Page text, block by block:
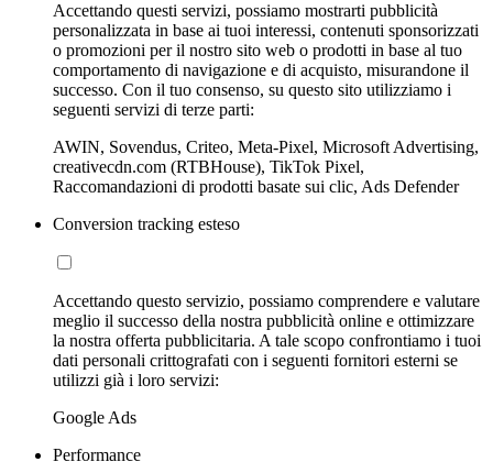
Accettando questi servizi, possiamo mostrarti pubblicità
personalizzata in base ai tuoi interessi, contenuti sponsorizzati
o promozioni per il nostro sito web o prodotti in base al tuo
comportamento di navigazione e di acquisto, misurandone il
successo. Con il tuo consenso, su questo sito utilizziamo i
seguenti servizi di terze parti:
AWIN, Sovendus, Criteo, Meta-Pixel, Microsoft Advertising,
creativecdn.com (RTBHouse), TikTok Pixel,
Raccomandazioni di prodotti basate sui clic, Ads Defender
Conversion tracking esteso
Accettando questo servizio, possiamo comprendere e valutare
meglio il successo della nostra pubblicità online e ottimizzare
la nostra offerta pubblicitaria. A tale scopo confrontiamo i tuoi
dati personali crittografati con i seguenti fornitori esterni se
utilizzi già i loro servizi:
Google Ads
Performance